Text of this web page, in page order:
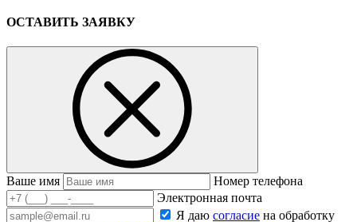
ОСТАВИТЬ ЗАЯВКУ
Ваше имя
Номер телефона
Электронная почта
Я даю согласие на обработку